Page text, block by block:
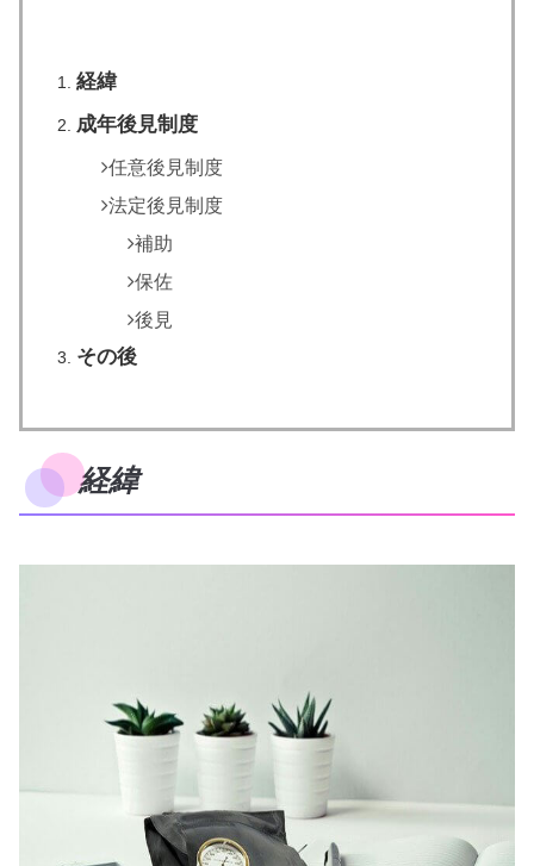
経緯
成年後見制度
任意後見制度
法定後見制度
補助
保佐
後見
その後
経緯